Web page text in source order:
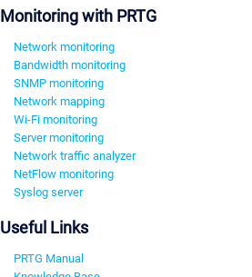
Monitoring with PRTG
Network monitoring
Bandwidth monitoring
SNMP monitoring
Network mapping
Wi-Fi monitoring
Server monitoring
Network traffic analyzer
NetFlow monitoring
Syslog server
Useful Links
PRTG Manual